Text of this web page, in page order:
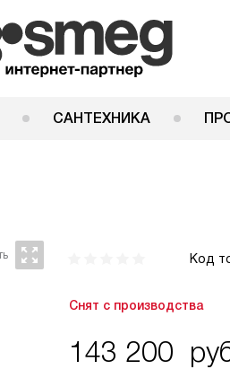
САНТЕХНИКА
Код
Снят с производства
143 200